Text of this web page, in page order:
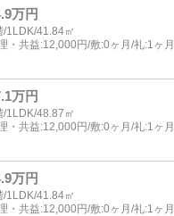
万円
/1LDK/41.84㎡
・共益:12,000円/敷:0ヶ月/礼:1ヶ月
万円
/1LDK/48.87㎡
・共益:12,000円/敷:0ヶ月/礼:1ヶ月
万円
/1LDK/41.84㎡
・共益:12,000円/敷:0ヶ月/礼:1ヶ月